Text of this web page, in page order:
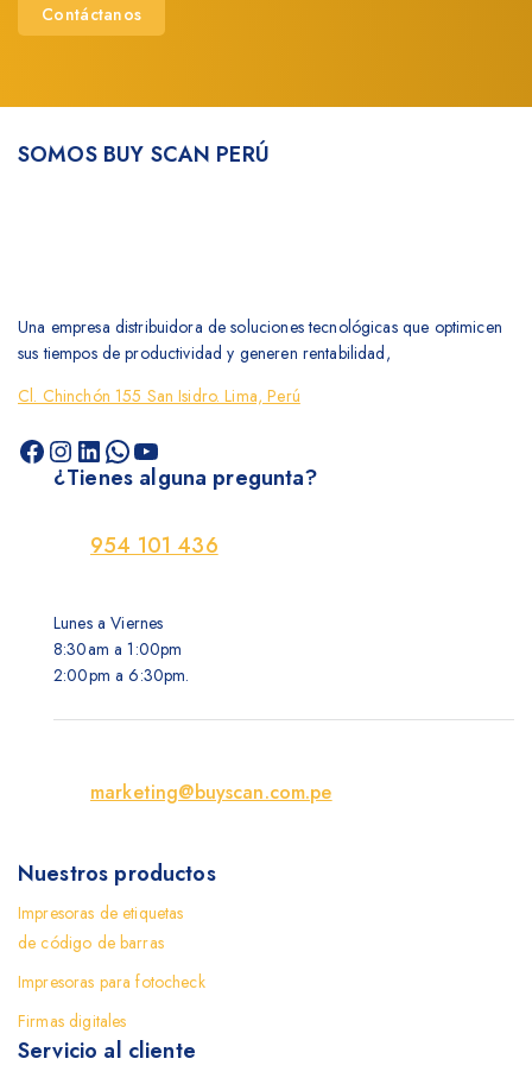
Contáctanos
SOMOS BUY SCAN PERÚ
Una empresa distribuidora de soluciones tecnológicas que optimicen
sus tiempos de productividad y generen rentabilidad,
Cl. Chinchón 155 San Isidro. Lima, Perú
¿Tienes alguna pregunta?
954 101 436
Lunes a Viernes
8:30am a 1:00pm
2:00pm a 6:30pm.
marketing@buyscan.com.pe
Nuestros productos
Impresoras de etiquetas
de código de barras
Impresoras para fotocheck
Firmas digitales
Servicio al cliente